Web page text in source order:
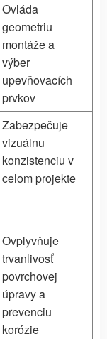
Ovláda
geometriu
montáže a
výber
upevňovacích
prvkov
Zabezpečuje
vizuálnu
konzistenciu v
celom projekte
Ovplyvňuje
trvanlivosť
povrchovej
úpravy a
prevenciu
korózie